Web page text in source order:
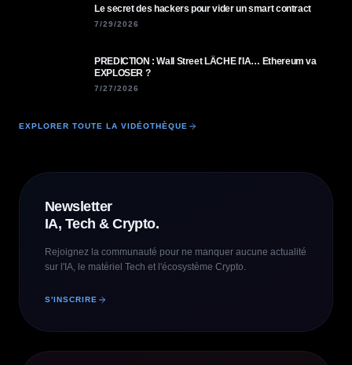
Le secret des hackers pour vider un smart contract
7/29/2026
PREDICTION : Wall Street LÂCHE l'IA… Ethereum va
EXPLOSER ?
7/27/2026
EXPLORER TOUTE LA VIDÉOTHÈQUE
Newsletter
IA, Tech & Crypto.
Rejoignez la communauté pour ne manquer aucune actualité
sur l'IA, le matériel Tech et l'écosystème Crypto.
S'INSCRIRE